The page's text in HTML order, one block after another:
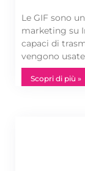
Le GIF sono
marketing su
capaci di
vengono
Scopri di più »